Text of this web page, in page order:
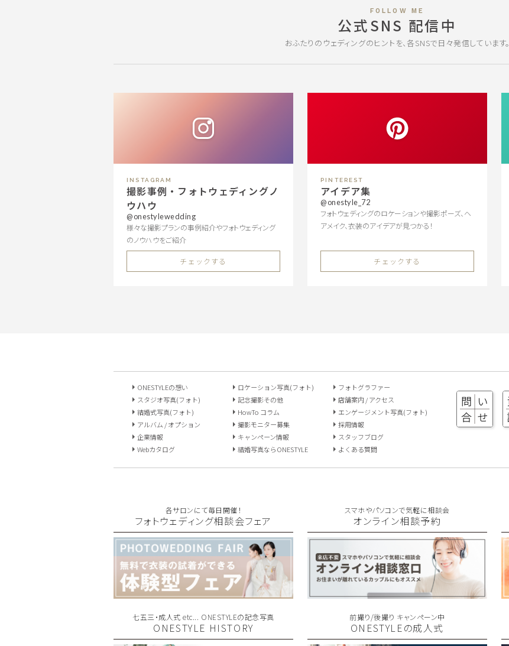
FOLLOW ME
公式SNS 配信中
おふたりのウェディングのヒントを、各SNSで日々発信しています。
INSTAGRAM
撮影事例・フォトウェディングノ
ウハウ
@onestylewedding
様々な撮影プランの事例紹介やフォトウェディング
のノウハウをご紹介
チェックする
PINTEREST
アイデア集
@onestyle_72
フォトウェディングのロケーションや撮影ポーズ、ヘ
アメイク、衣装のアイデアが見つかる！
チェックする
ONESTYLEの想い ロケーション写真(フォト)
フォトグラファー
スタジオ写真(フォト)
記念撮影その他
店舗案内 / アクセス
結婚式写真(フォト)
HowTo コラム
エンゲージメント写真(フォト)
アルバム / オプション
撮影モニター募集
採用情報
企業情報
キャンペーン情報
スタッフブログ
Webカタログ
結婚写真ならONESTYLE よくある質問
各サロンにて毎日開催！
フォトウェディング相談会フェア
スマホやパソコンで気軽に相談会
オンライン相談予約
七五三・成人式 etc... ONESTYLEの記念写真
ONESTYLE HISTORY
前撮り/後撮り キャンペーン中
ONESTYLEの成人式